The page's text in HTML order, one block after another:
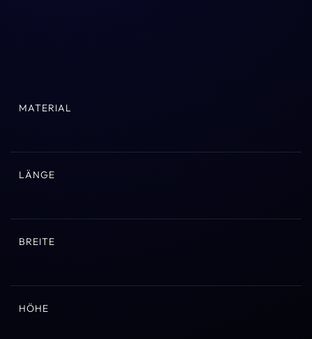
MATERIAL
LÄNGE
BREITE
HÖHE